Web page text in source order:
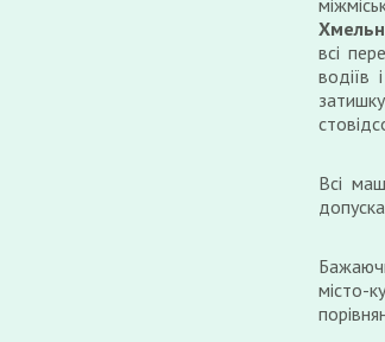
всі
водіїв
Всі
місто-